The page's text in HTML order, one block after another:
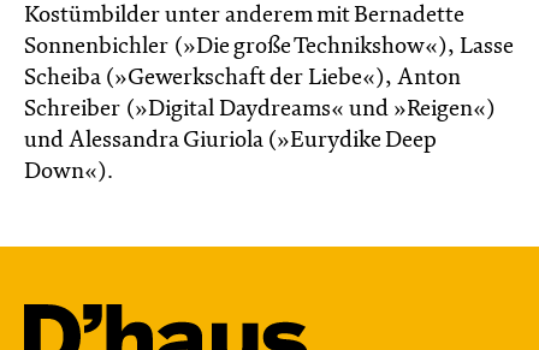
Kostümbilder unter anderem mit Bernadette
Sonnenbichler (»Die große Technikshow«), Lasse
Scheiba (»Gewerkschaft der Liebe«), Anton
Schreiber (»Digital Daydreams« und »Reigen«)
und Alessandra Giuriola (»Eurydike Deep
Down«).